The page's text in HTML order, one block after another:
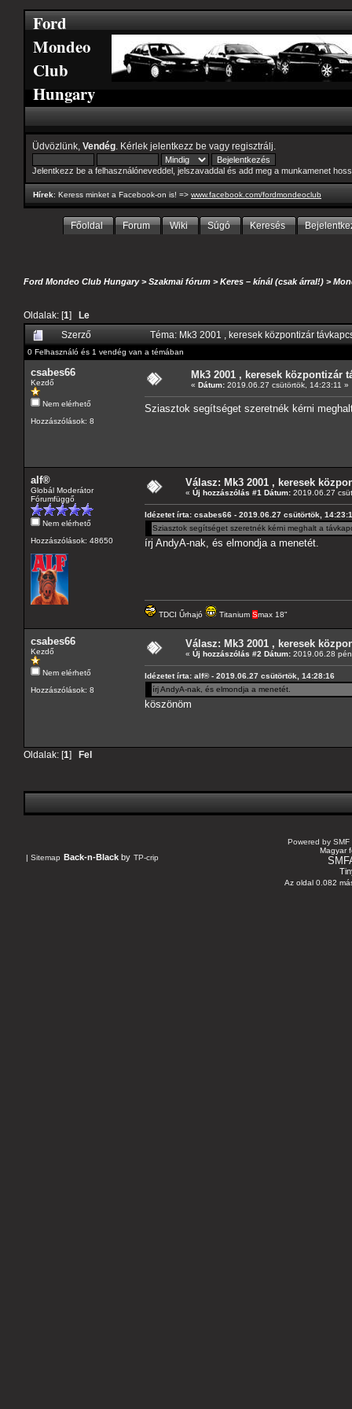
Ford
Mondeo
Club
Hungary
Üdvözlünk, Vendég . Kérlek jelentkezz be vagy regisztrálj
Jelentkezz be a felhasználóneveddel, jelszavaddal és add meg a munkamenet
Hírek: Keress minket a Facebook-on is! => www.facebook.com/fordmondeoclub
Főoldal Forum Wiki Súgó Keresés
Ford Mondeo Club Hungary>Szakmai fórum >Keres – kínál (csak árral!) >
Oldalak: [1] Le
Szerző
Téma: Mk3 2001 , keresek központizár
0 Felhasználó és 1 vendég van a témában
csabes66
Kezdő
Nem elérhető
Hozzászólások: 8
Mk3 2001 , keresek központizár
« Dátum: 2019.06.27 csütörtök, 14:23:11 »
Sziasztok segítséget szeretnék kérni
alf®
Globál Moderátor
Fórumfüggő
Nem elérhető
Hozzászólások: 48650
Válasz: Mk3 2001 , keresek
« Új hozzászólás #1 Dátum: 2019.06.27
Idézetet írta: csabes66 - 2019.06.27 csütörtök,
Sziasztok segítséget szeretnék kérni meghalt a
írj AndyA-nak, és elmondja a menetét.
TDCI Űrhajó Titanium Smax 18"
csabes66
Kezdő
Nem elérhető
Hozzászólások: 8
Válasz: Mk3 2001 , keresek
« Új hozzászólás #2 Dátum: 2019.06.28
Idézetet írta: alf® - 2019.06.27 csütörtök, 14:28:16
írj AndyA-nak, és elmondja a menetét.
köszönöm
Oldalak: [1] Fel
| Sitemap Back-n-Black by TP-crip
Powered by SMF
Magyar
Az oldal 0.082